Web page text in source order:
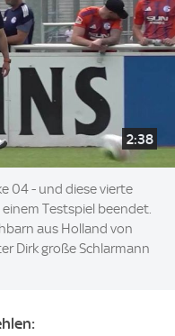
2:38
04 - und diese vierte
Testspiel beendet.
aus Holland von
Dirk große Schlarmann